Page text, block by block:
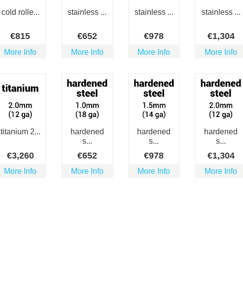
cold rolle...
€815
More Info
stainless ...
€652
More Info
stainless ...
€978
More Info
stainless ...
€1,304
More Info
titanium 2...
€3,260
More Info
hardened
s...
€652
More Info
hardened
s...
€978
More Info
hardened
s...
€1,304
More Info